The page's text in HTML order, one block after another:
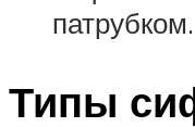
патрубком.
Типы